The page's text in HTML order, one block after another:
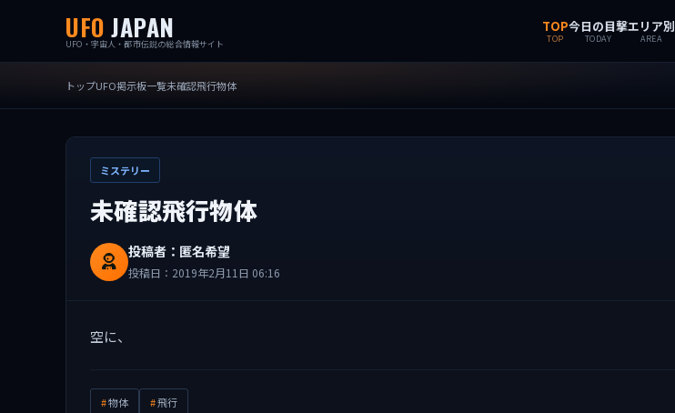
UFO JAPAN
UFO・宇宙人・都市伝説の総合情報サイト
TOP
TOP
今日の目撃
TODAY
エリア別
AREA
トップUFO掲示板一覧未確認飛行物体
ミステリー
未確認飛行物体
投稿者：匿名希望
投稿日：2019年2月11日 06:16
空に、
物体 飛行